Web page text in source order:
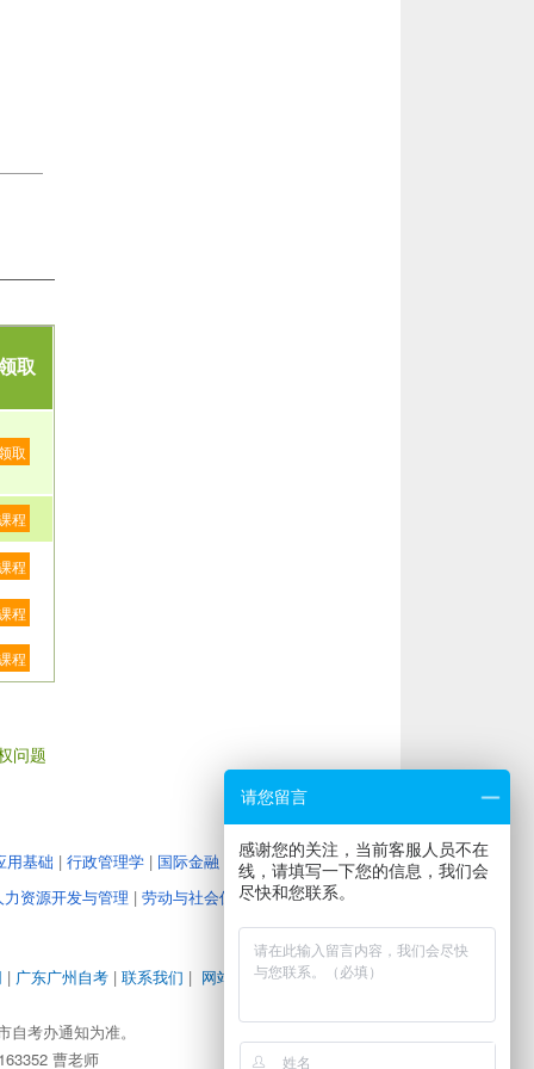
取
取
程
程
程
程
问题
用基础 | 行政管理学 | 国际金融 教育管理心理学|大学
力资源开发与管理 | 劳动与社会保障|企业经营战略
| 广东广州自考 | 联系我们 | 网站地图|地图路径|
考办通知为准。
曹老师
请您留言
感谢您的关注，当前客服人员不在
线，请填写一下您的信息，我们会
尽快和您联系。